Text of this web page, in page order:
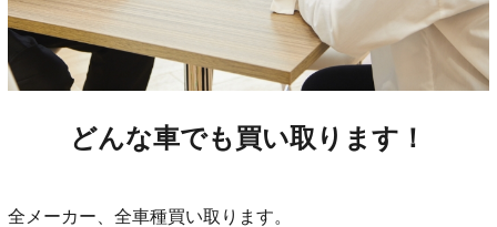
どんな車でも買い取ります！
全メーカー、全車種買い取ります。